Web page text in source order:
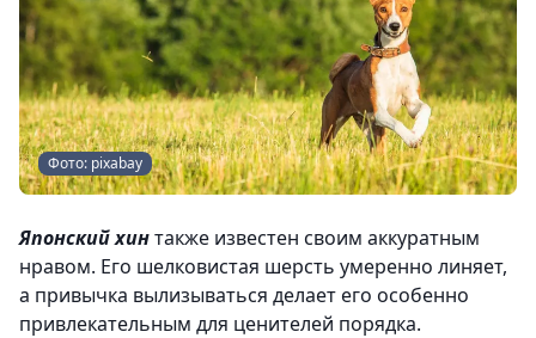
Фото: pixabay
Японский хинтакже известен своим аккуратным
нравом. Его шелковистая шерсть умеренно линяет,
а привычка вылизываться делает его особенно
привлекательным для ценителей порядка.